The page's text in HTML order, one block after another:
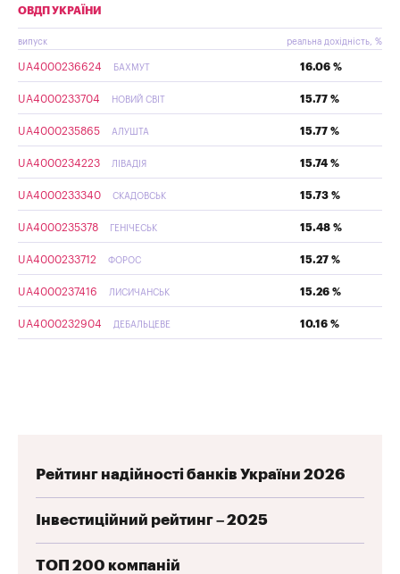
ОВДП УКРАЇНИ
випуск реальна дохідність, %
UA4000236624 БАХМУТ 16.06 %
UA4000233704 НОВИЙ СВІТ 15.77 %
UA4000235865 АЛУШТА 15.77 %
UA4000234223 ЛІВАДІЯ 15.74 %
UA4000233340 СКАДОВСЬК 15.73 %
UA4000235378 ГЕНІЧЕСЬК 15.48 %
UA4000233712 ФОРОС 15.27 %
UA4000237416 ЛИСИЧАНСЬК 15.26 %
UA4000232904 ДЕБАЛЬЦЕВЕ 10.16 %
Рейтинг надійності банків України 2026
Інвестиційний рейтинг – 2025
ТОП 200 компаній